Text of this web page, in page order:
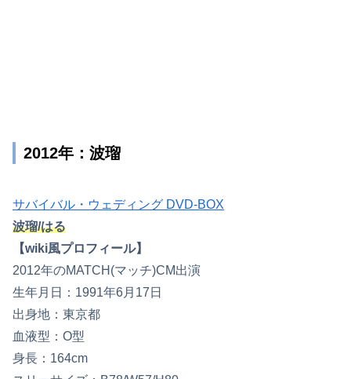
2012年：波瑠
サバイバル・ウェディング DVD-BOX
波瑠/はる
【wiki風プロフィール】
2012年のMATCH(マッチ)CM出演
生年月日：1991年6月17日
出身地：東京都
血液型：O型
身長：164cm